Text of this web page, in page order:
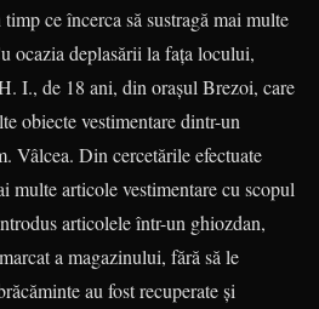
ce încerca să sustragă mai multe
ocazia deplasării la faţa locului,
I., de 18 ani, din orașul Brezoi, care
obiecte vestimentare dintr-un
Vâlcea. Din cercetările efectuate
multe articole vestimentare cu scopul
articolele într-un ghiozdan,
a magazinului, fără să le
au fost recuperate și